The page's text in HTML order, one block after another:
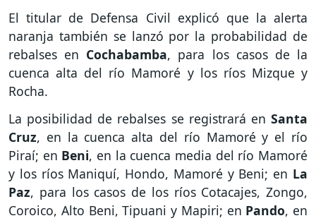
El titular de Defensa Civil explicó que la alerta
naranja también se lanzó por la probabilidad de
rebalses en Cochabamba, para los casos de la
cuenca alta del río Mamoré y los ríos Mizque y
Rocha.
La posibilidad de rebalses se registrará en Santa
Cruz, en la cuenca alta del río Mamoré y el río
Piraí; en Beni, en la cuenca media del río Mamoré
y los ríos Maniquí, Hondo, Mamoré y Beni; en La
Paz, para los casos de los ríos Cotacajes, Zongo,
Coroico, Alto Beni, Tipuani y Mapiri; en Pando, en